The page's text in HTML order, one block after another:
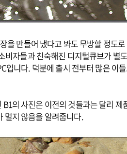
을 만들어 냈다고 봐도 무방할 정도
비자들과 친숙해진 디지털큐브가 별
입니다. 덕분에 출시 전부터 많은 이
의 사진은 이전의 것들과는 달리 제
멀지 않음을 알려줍니다.